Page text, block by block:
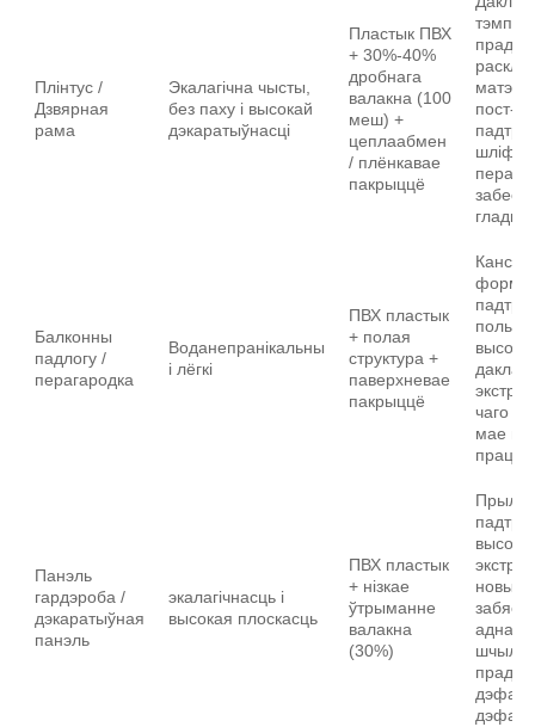
Плінтус /
Дзвярная
рама
Экалагічна чысты,
без паху і высокай
дэкаратыўнасці
Пластык ПВХ
+ 30%-40%
дробнага
валакна (100
меш) +
цеплаабмен
/ плёнкавае
пакрыццё
пост-
Балконны
падлогу /
перагародка
Воданепранікальны
і лёгкі
ПВХ пластык
+ полая
структура +
паверхневае
пакрыццё
формы
полыя
чаго
мае
Панэль
гардэроба /
дэкаратыўная
панэль
экалагічнасць і
высокая плоскасць
ПВХ пластык
+ нізкае
ўтрыманне
валакна
(30%)
новых